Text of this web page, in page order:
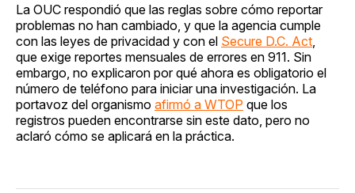
La OUC respondió que las reglas sobre cómo reportar
problemas no han cambiado, y que la agencia cumple
con las leyes de privacidad y con el Secure D.C. Act
que exige reportes mensuales de errores en 911. Sin
embargo, no explicaron por qué ahora es obligatorio el
número de teléfono para iniciar una investigación. La
portavoz del organismo afirmó a WTOP que los
registros pueden encontrarse sin este dato, pero no
aclaró cómo se aplicará en la práctica.